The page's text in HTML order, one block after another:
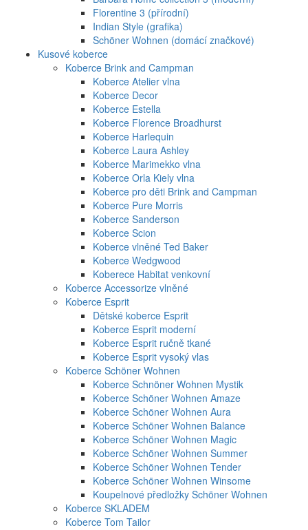
Florentine 3 (přírodní)
Indian Style (grafika)
Schöner Wohnen (domácí značkové)
Kusové koberce
Koberce Brink and Campman
Koberce Atelier vlna
Koberce Decor
Koberce Estella
Koberce Florence Broadhurst
Koberce Harlequin
Koberce Laura Ashley
Koberce Marimekko vlna
Koberce Orla Kiely vlna
Koberce pro děti Brink and Campman
Koberce Pure Morris
Koberce Sanderson
Koberce Scion
Koberce vlněné Ted Baker
Koberce Wedgwood
Koberece Habitat venkovní
Koberce Accessorize vlněné
Koberce Esprit
Dětské koberce Esprit
Koberce Esprit moderní
Koberce Esprit ručně tkané
Koberce Esprit vysoký vlas
Koberce Schöner Wohnen
Koberce Schnöner Wohnen Mystik
Koberce Schöner Wohnen Amaze
Koberce Schöner Wohnen Aura
Koberce Schöner Wohnen Balance
Koberce Schöner Wohnen Magic
Koberce Schöner Wohnen Summer
Koberce Schöner Wohnen Tender
Koberce Schöner Wohnen Winsome
Koupelnové předložky Schöner Wohnen
Koberce SKLADEM
Koberce Tom Tailor